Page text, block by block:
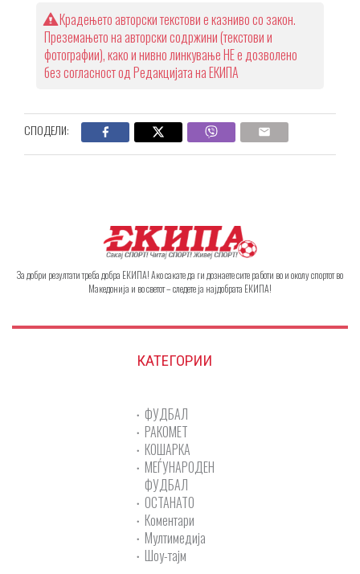
Крадењето авторски текстови е казниво со закон.
Преземањето на авторски содржини (текстови и
фотографии), како и нивно линкување НЕ е дозволено
без согласност од Редакцијата на ЕКИПА
СПОДЕЛИ:
За добри резултати треба добра ЕКИПА! Ако сакате да ги дознаете сите работи во и околу спортот во
Македонија и во светот – следете ја најдобрата ЕКИПА!
КАТЕГОРИИ
ФУДБАЛ
РАКОМЕТ
КОШАРКА
МЕЃУНАРОДЕН
ФУДБАЛ
ОСТАНАТО
Коментари
Мултимедија
Шоу-тајм